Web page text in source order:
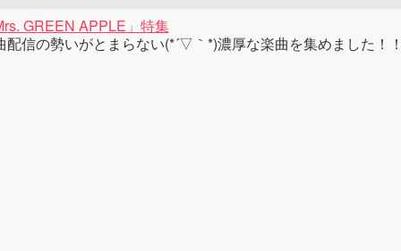
GREEN APPLE」特集
配信の勢いがとまらない(*´▽｀*)濃厚な楽曲を集めました！